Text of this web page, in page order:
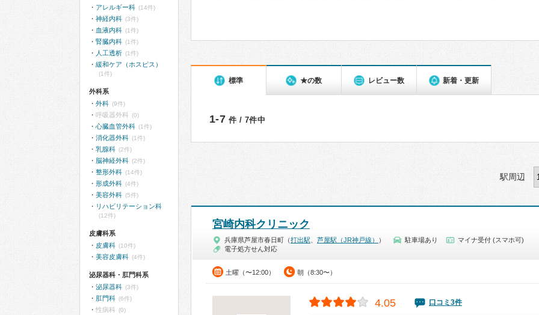
標準 ★の数 レビュー数 新着・更新
1-7 件 / 7件中
駅周辺
宮崎内科クリニック
兵庫県芦屋市春日町（打出駅 芦屋駅（JR神戸線） ） 駐車場あり
マイナ受付 (スマホ可)
電子処方せん対応
土曜（〜12:00） 朝（8:30〜）
4.05 口コミ3件
アレルギー科 (14件)
神経内科 (3件)
血液内科 (1件)
腎臓内科 (1件)
人工透析 (1件)
緩和ケア（ホスピス）
(1件)
外科系
外科 (9件)
呼吸器外科 (0)
心臓血管外科 (1件)
消化器外科 (1件)
乳腺科 (2件)
脳神経外科 (2件)
整形外科 (14件)
形成外科 (4件)
美容外科 (5件)
リハビリテーション科
(12件)
皮膚科系
皮膚科 (10件)
美容皮膚科 (4件)
泌尿器科・肛門科系
泌尿器科 (3件)
肛門科 (6件)
性病科 (0)